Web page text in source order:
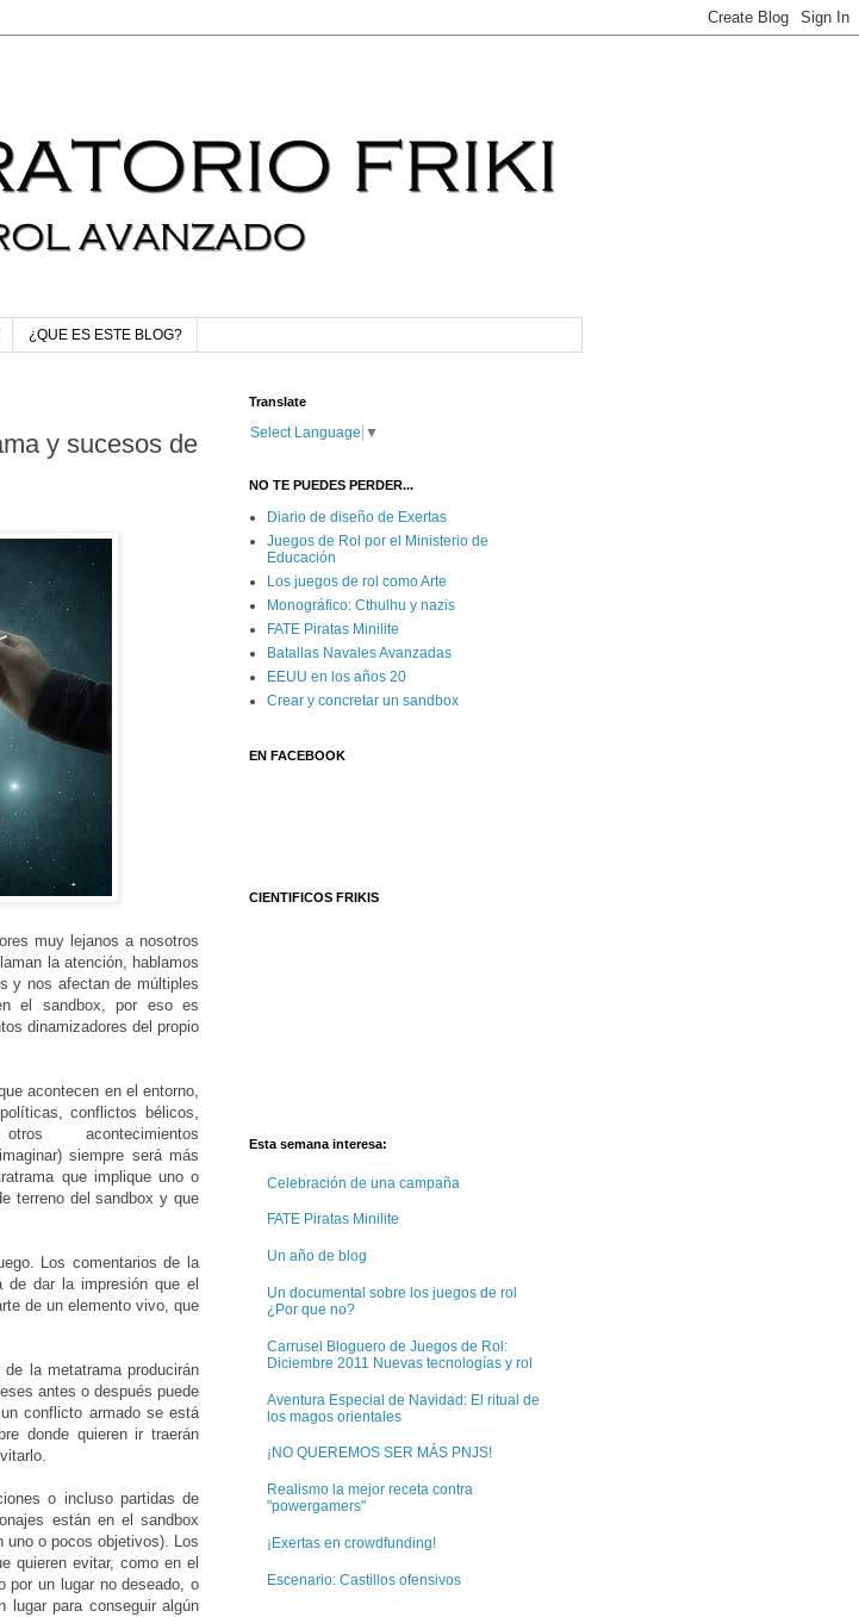
¿QUE ES ESTE BLOG?
y sucesos de
muy lejanos a nosotros
la atención, hablamos
y nos afectan de múltiples
el sandbox, por eso es
dinamizadores del propio
acontecen en el entorno,
conflictos bélicos,
otros acontecimientos
siempre será más
que implique uno o
terreno del sandbox y que
Los comentarios de la
dar la impresión que el
de un elemento vivo, que
la metatrama producirán
antes o después puede
conflicto armado se está
donde quieren ir traerán
o incluso partidas de
están en el sandbox
uno o pocos objetivos). Los
quieren evitar, como en el
por un lugar no deseado, o
lugar para conseguir algún
Translate
Select Language ▼
NO TE PUEDES PERDER...
Diario de diseño de Exertas
Juegos de Rol por el Ministerio de
Educación
Los juegos de rol como Arte
Monográfico: Cthulhu y nazis
FATE Piratas Minilite
Batallas Navales Avanzadas
EEUU en los años 20
Crear y concretar un sandbox
EN FACEBOOK
CIENTIFICOS FRIKIS
Esta semana interesa:
Celebración de una campaña
FATE Piratas Minilite
Un año de blog
Un documental sobre los juegos de rol
¿Por que no?
Carrusel Bloguero de Juegos de Rol:
Diciembre 2011 Nuevas tecnologías y rol
Aventura Especial de Navidad: El ritual de
los magos orientales
¡NO QUEREMOS SER MÁS PNJS!
Realismo la mejor receta contra
"powergamers"
¡Exertas en crowdfunding!
Escenario: Castillos ofensivos